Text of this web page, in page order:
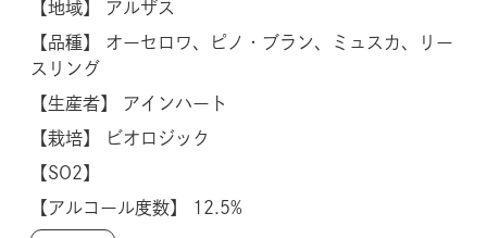
【地域】 アルザス
【品種】 オーセロワ、ピノ・ブラン、ミュスカ、リー
スリング
【生産者】 アインハート
【栽培】 ビオロジック
【SO2】
【アルコール度数】 12.5%